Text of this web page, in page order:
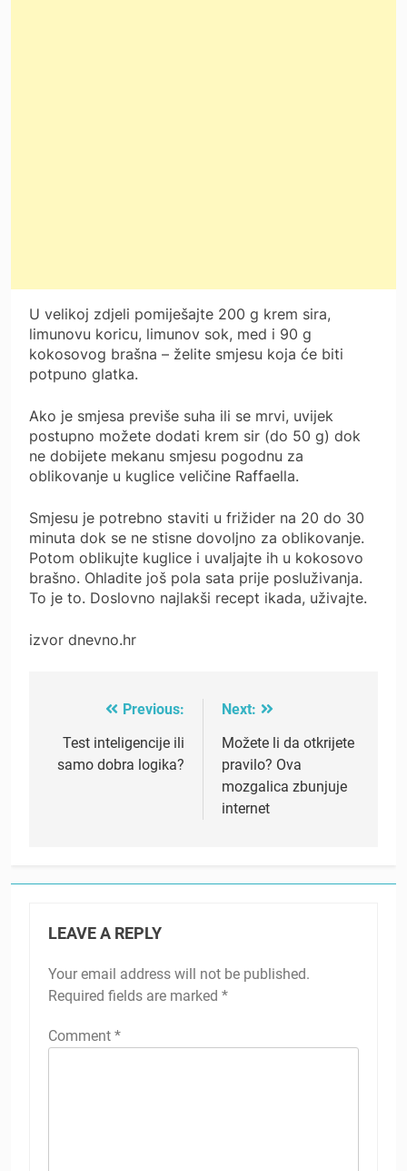
U velikoj zdjeli pomiješajte 200 g krem sira,
limunovu koricu, limunov sok, med i 90 g
kokosovog brašna – želite smjesu koja će biti
potpuno glatka.
Ako je smjesa previše suha ili se mrvi, uvijek
postupno možete dodati krem sir (do 50 g) dok
ne dobijete mekanu smjesu pogodnu za
oblikovanje u kuglice veličine Raffaella.
Smjesu je potrebno staviti u frižider na 20 do 30
minuta dok se ne stisne dovoljno za oblikovanje.
Potom oblikujte kuglice i uvaljajte ih u kokosovo
brašno. Ohladite još pola sata prije posluživanja.
To je to. Doslovno najlakši recept ikada, uživajte.
izvor dnevno.hr
navigation
Previous:
Test inteligencije ili
samo dobra logika?
Next:
Možete li da otkrijete
pravilo? Ova
mozgalica zbunjuje
internet
LEAVE A REPLY
Your email address will not be published.
Required fields are marked *
Comment *